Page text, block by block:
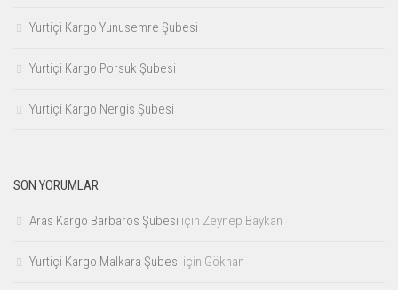
Yurtiçi Kargo Yunusemre Şubesi
Yurtiçi Kargo Porsuk Şubesi
Yurtiçi Kargo Nergis Şubesi
SON YORUMLAR
Aras Kargo Barbaros Şubesi için Zeynep Baykan
Yurtiçi Kargo Malkara Şubesi için Gökhan